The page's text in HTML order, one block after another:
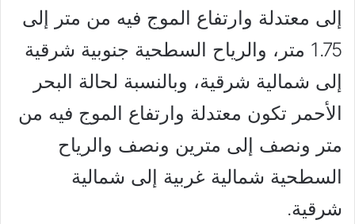
إلى معتدلة وارتفاع الموج فيه من متر إلى
1.75 متر، والرياح السطحية جنوبية شرقية
إلى شمالية شرقية، وبالنسبة لحالة البحر
الأحمر تكون معتدلة وارتفاع الموج فيه من
متر ونصف إلى مترين ونصف والرياح
السطحية شمالية غربية إلى شمالية
شرقية.